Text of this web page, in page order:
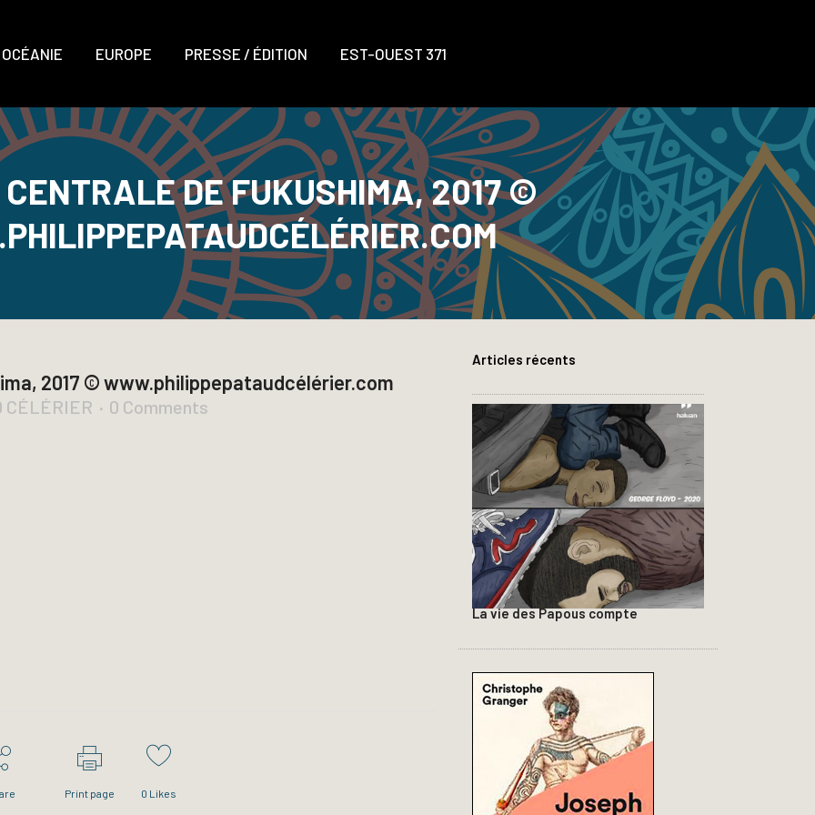
OCÉANIE EUROPE PRESSE / ÉDITION EST-OUEST 371
DE FUKUSHIMA, 2017 ©
2017 © www.philippepataudcélérier.com
CÉLÉRIER 0 Comments
Print page 0 Likes
Articles récents
La vie des Papous compte